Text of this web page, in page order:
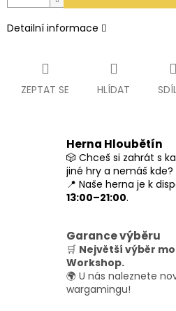
Detailní informace
ZEPTAT SE HLÍDAT
Herna Hloubětín
🎲 Chceš si zahrát s
jiné hry a nemáš kde?
📍 Naše herna je k
13:00–21:00.
Garance výběru
🛒 Největší výběr
Workshop.
🌍 U nás naleznete
wargamingu!